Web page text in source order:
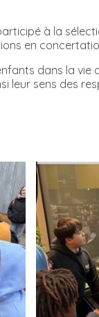
à la
en
dans la vie
sens des